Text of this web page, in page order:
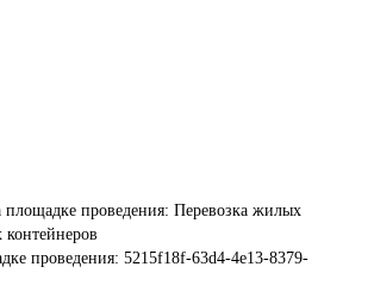
площадке проведения: Перевозка жилых
проведения: 5215f18f-63d4-4e13-8379-